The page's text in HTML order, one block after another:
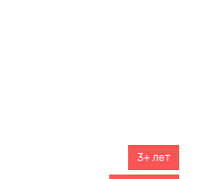
3+ лет